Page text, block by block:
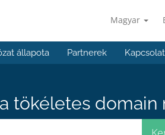
Magyar
állapota Partnerek Kapcsolat
tökéletes domain